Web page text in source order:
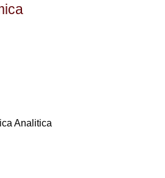
Analitica